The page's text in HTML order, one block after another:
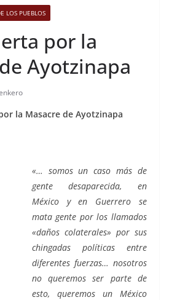
LOS PUEBLOS
por la
Ayotzinapa
la Masacre de Ayotzinapa
«… somos un caso más de
gente desaparecida, en
México y en Guerrero se
mata gente por los llamados
«daños colaterales» por sus
chingadas políticas entre
diferentes fuerzas… nosotros
no queremos ser parte de
esto, queremos un México